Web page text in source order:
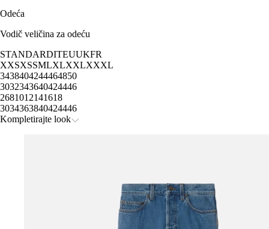
Odeća
Vodič veličina za odeću
STANDARDITEUUKFR
XXSXSSMLXLXXLXXXL
3438404244464850
3032343640424446
2681012141618
3034363840424446
Kompletirajte look